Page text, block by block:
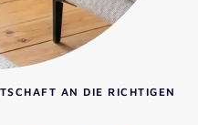
AN DIE RICHTIGEN